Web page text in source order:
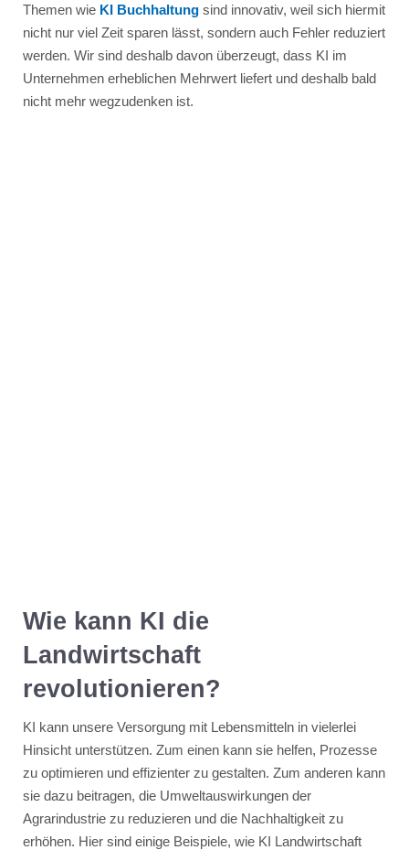
Themen wie KI Buchhaltungsind innovativ, weil sich hiermit
nicht nur viel Zeit sparen lässt, sondern auch Fehler reduziert
werden. Wir sind deshalb davon überzeugt, dass KI im
Unternehmen erheblichen Mehrwert liefert und deshalb bald
nicht mehr wegzudenken ist.
Wie kann KI die
Landwirtschaft
revolutionieren?
KI kann unsere Versorgung mit Lebensmitteln in vielerlei
Hinsicht unterstützen. Zum einen kann sie helfen, Prozesse
zu optimieren und effizienter zu gestalten. Zum anderen kann
sie dazu beitragen, die Umweltauswirkungen der
Agrarindustrie zu reduzieren und die Nachhaltigkeit zu
erhöhen. Hier sind einige Beispiele, wie KI Landwirtschaft